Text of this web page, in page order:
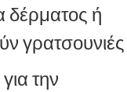
δέρματος ή
γρατσουνιές
την